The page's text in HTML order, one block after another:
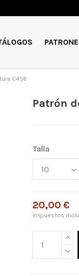
C456
Patrón
Talla
20,00 €
Impuestos